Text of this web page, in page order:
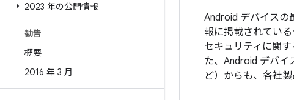
2023 年の公開情報
勧告
概要
2016 年 3 月
Android デバイスの
報に掲載されてい
セキュリティに関
た、Android デバイ
ど）からも、各社